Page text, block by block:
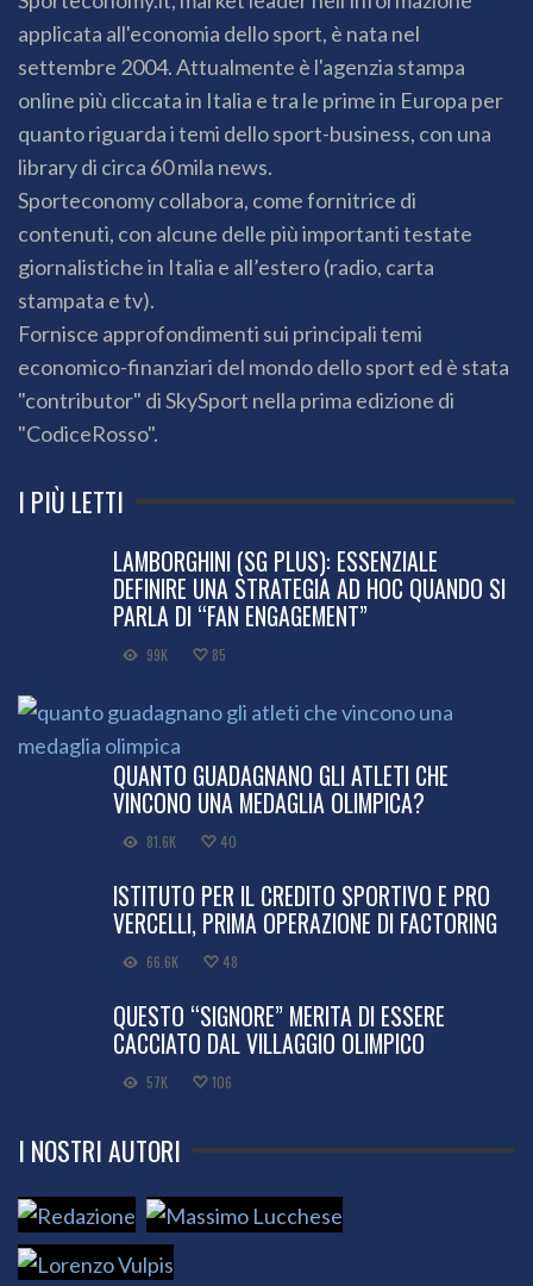
applicata all'economia dello sport, è nata nel
settembre 2004. Attualmente è l'agenzia stampa
online più cliccata in Italia e tra le prime in Europa per
quanto riguarda i temi dello sport-business, con una
library di circa 60 mila news.
Sporteconomy collabora, come fornitrice di
contenuti, con alcune delle più importanti testate
giornalistiche in Italia e all’estero (radio, carta
stampata e tv).
Fornisce approfondimenti sui principali temi
economico-finanziari del mondo dello sport ed è stata
"contributor" di SkySport nella prima edizione di
"CodiceRosso".
I PIÙ LETTI
LAMBORGHINI (SG PLUS): ESSENZIALE
DEFINIRE UNA STRATEGIA AD HOC QUANDO SI
PARLA DI “FAN ENGAGEMENT”
99K 85
QUANTO GUADAGNANO GLI ATLETI CHE
VINCONO UNA MEDAGLIA OLIMPICA?
81.6K 40
ISTITUTO PER IL CREDITO SPORTIVO E PRO
VERCELLI, PRIMA OPERAZIONE DI FACTORING
66.6K 48
QUESTO “SIGNORE” MERITA DI ESSERE
CACCIATO DAL VILLAGGIO OLIMPICO
57K 106
I NOSTRI AUTORI